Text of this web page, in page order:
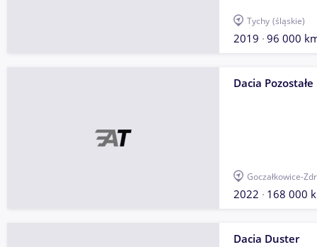
Tychy (śląskie)
2019 96 000
Dacia Pozostałe
Goczałkowice-
2022 168 000
Dacia Duster